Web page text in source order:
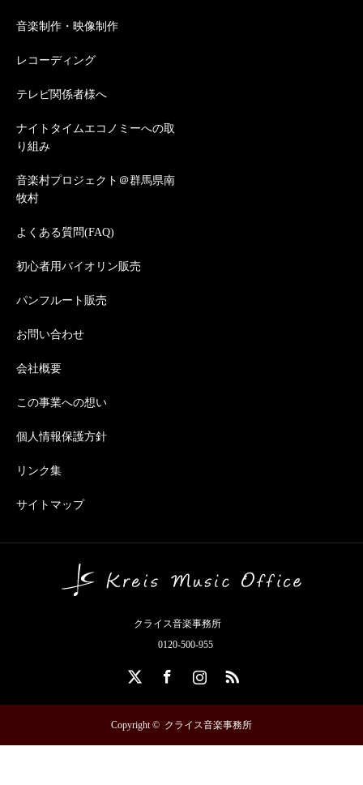
音楽制作・映像制作
レコーディング
テレビ関係者様へ
ナイトタイムエコノミーへの取
り組み
音楽村プロジェクト＠群馬県南
牧村
よくある質問(FAQ)
初心者用バイオリン販売
パンフルート販売
お問い合わせ
会社概要
この事業への想い
個人情報保護方針
リンク集
サイトマップ
クライス音楽事務所
0120-500-955
InstagramRSS
Copyright © クライス音楽事務所